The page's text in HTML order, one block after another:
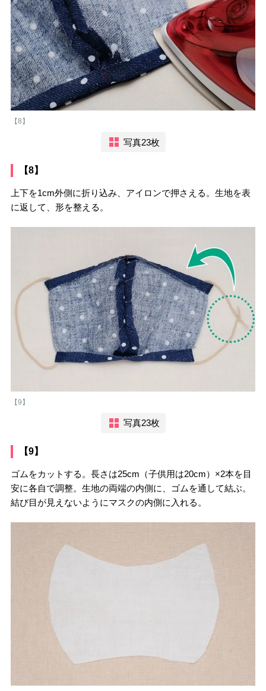
【8】
写真23枚
【8】
上下を1cm外側に折り込み、アイロンで押さえる。生地を表
に返して、形を整える。
【9】
写真23枚
【9】
ゴムをカットする。長さは25cm（子供用は20cm）×2本を目
安に各自で調整。生地の両端の内側に、ゴムを通して結ぶ。
結び目が見えないようにマスクの内側に入れる。